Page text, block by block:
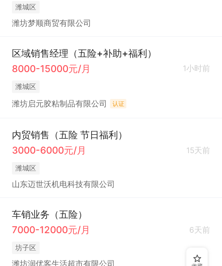
潍城区
潍坊梦顺商贸有限公司
区域销售经理（五险+补助+福利）
8000-15000元/月
1小时前
潍城区
潍坊启元胶粘制品有限公司 认证
内贸销售（五险 节日福利）
3000-6000元/月
15天前
潍城区
山东迈世沃机电科技有限公司
车销业务（五险）
7000-12000元/月
6天前
坊子区
潍坊润优客生活超市有限公司